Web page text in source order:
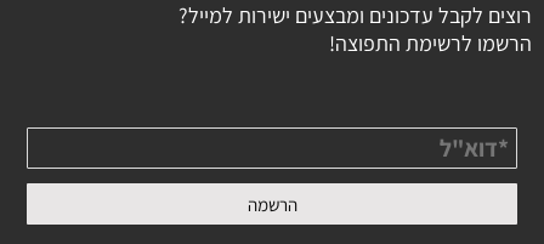
רוצים לקבל עדכונים ומבצעים ישירות למייל?
הרשמו לרשימת התפוצה!